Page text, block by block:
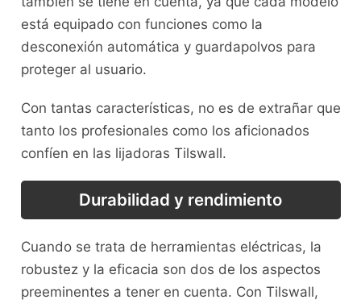
está equipado con funciones como la
desconexión automática y guardapolvos para
proteger al usuario.
Con tantas características, no es de extrañar que
tanto los profesionales como los aficionados
confíen en las lijadoras Tilswall.
Durabilidad y rendimiento
Cuando se trata de herramientas eléctricas, la
robustez y la eficacia son dos de los aspectos
preeminentes a tener en cuenta. Con Tilswall,